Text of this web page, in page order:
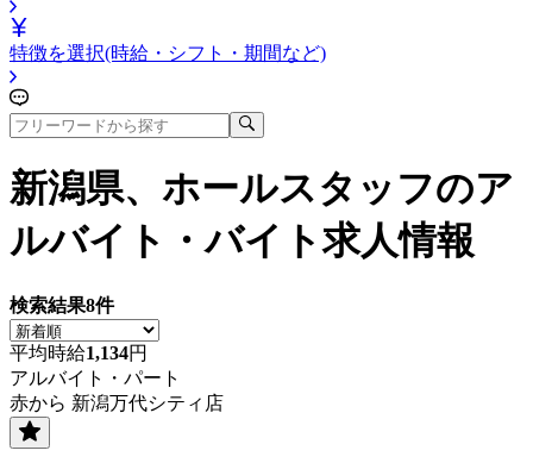
特徴を選択(時給・シフト・期間など)
新潟県、ホールスタッフのア
ルバイト・バイト求人情報
検索結果8件
平均時給1,134円
アルバイト・パート
赤から 新潟万代シティ店